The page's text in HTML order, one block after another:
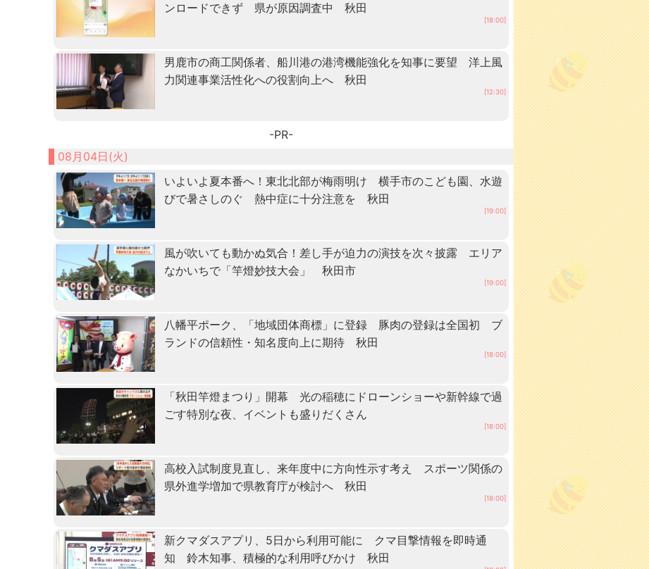
ンロードできず 県が原因調査中 秋田
[18:00]
男鹿市の商工関係者、船川港の港湾機能強化を知事に要望 洋上風
力関連事業活性化への役割向上へ 秋田
[12:30]
-PR-
08月04日(火)
いよいよ夏本番へ！東北北部が梅雨明け 横手市のこども園、水遊
びで暑さしのぐ 熱中症に十分注意を 秋田
[19:00]
風が吹いても動かぬ気合！差し手が迫力の演技を次々披露 エリア
なかいちで「竿燈妙技大会」 秋田市
[19:00]
八幡平ポーク、「地域団体商標」に登録 豚肉の登録は全国初 ブ
ランドの信頼性・知名度向上に期待 秋田
[18:00]
「秋田竿燈まつり」開幕 光の稲穂にドローンショーや新幹線で過
ごす特別な夜、イベントも盛りだくさん
[18:00]
高校入試制度見直し、来年度中に方向性示す考え スポーツ関係の
県外進学増加で県教育庁が検討へ 秋田
[18:00]
新クマダスアプリ、5日から利用可能に クマ目撃情報を即時通
知 鈴木知事、積極的な利用呼びかけ 秋田